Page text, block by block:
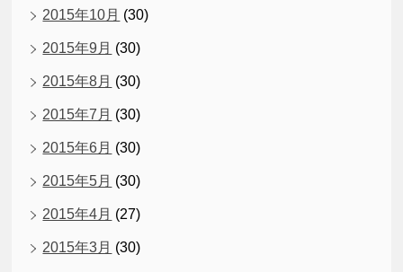
2015年10月 (30)
2015年9月 (30)
2015年8月 (30)
2015年7月 (30)
2015年6月 (30)
2015年5月 (30)
2015年4月 (27)
2015年3月 (30)